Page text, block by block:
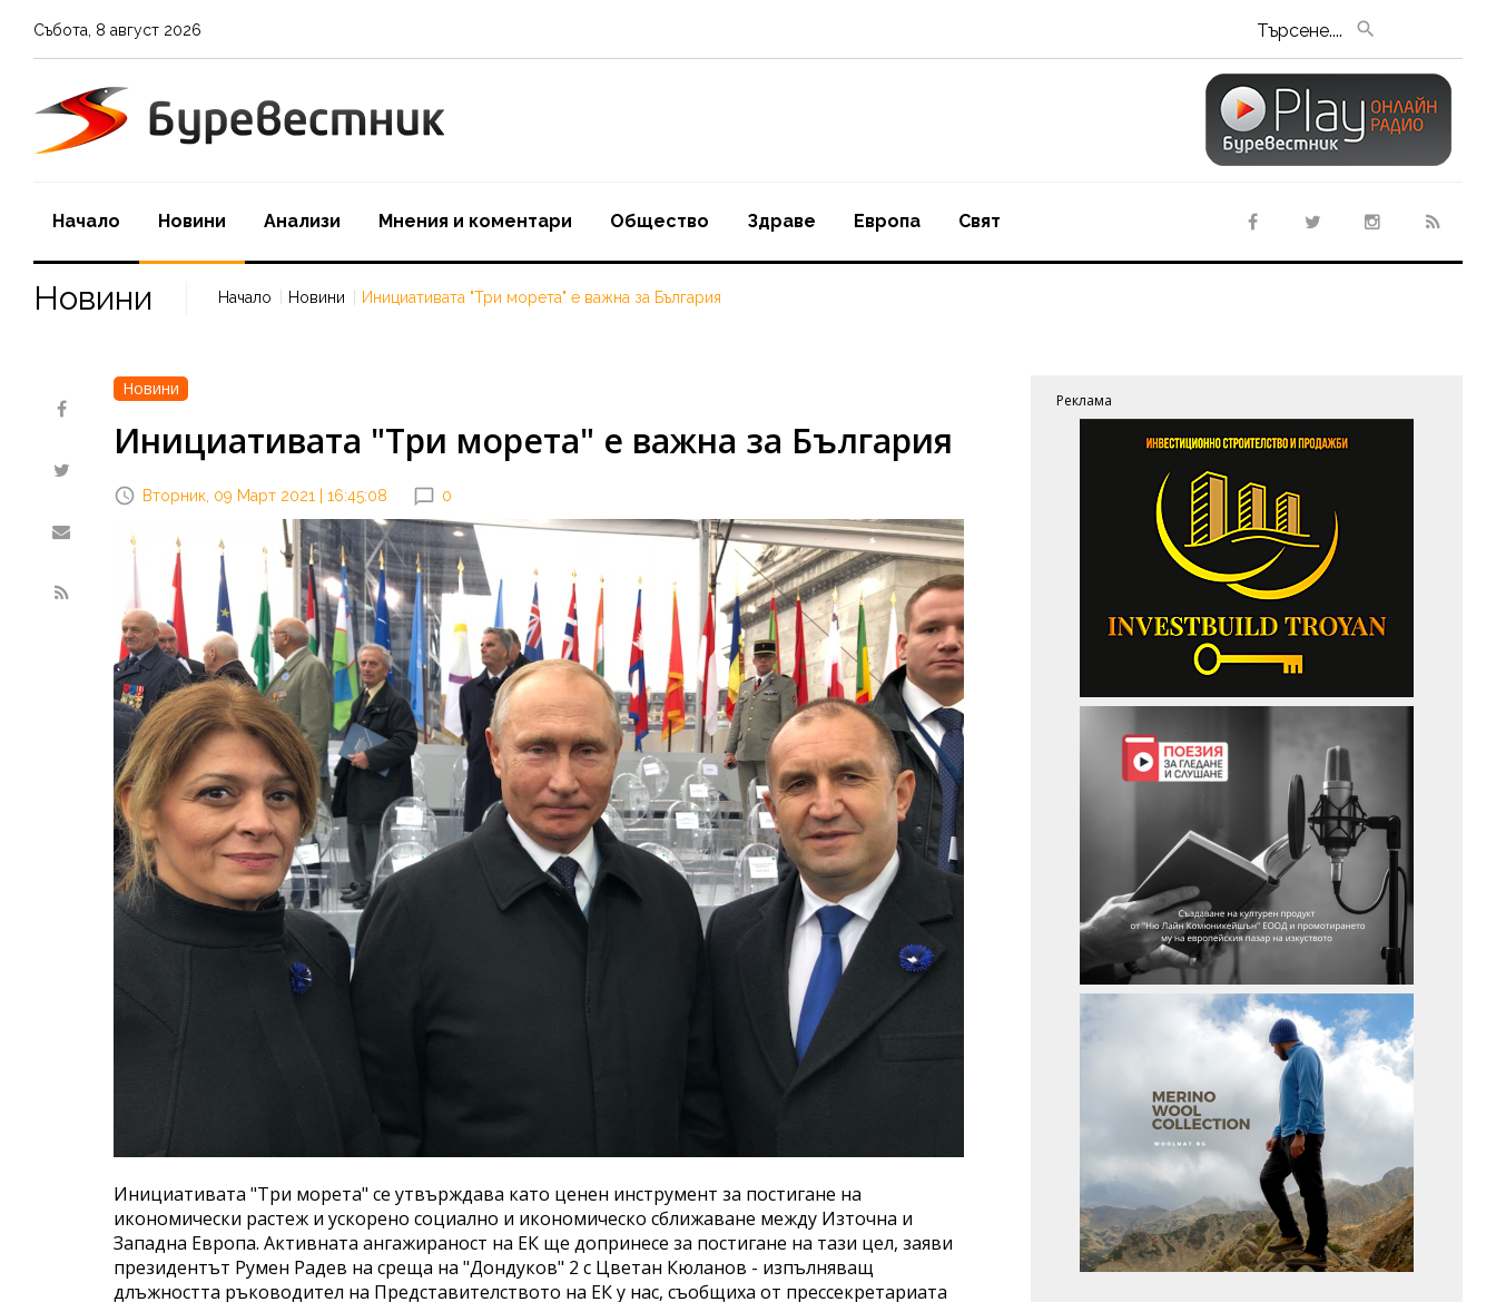
Събота 8 август 2026 Търсене....
Начало Новини Aнализи Мнения и коментари Oбщество Здраве Европа Свят
Новини Начало Новини Инициативата "Три морета" е важна за България
Новини
Инициативата "Три морета" е важна за България
Вторник, 09 Март 2021 | 16:45:08 0
Инициативата "Три морета" се утвърждава като ценен инструмент за постигане на
икономически растеж и ускорено социално и икономическо сближаване между Източна и
Западна Европа. Активната ангажираност на ЕК ще допринесе за постигане на тази цел, заяви
президентът Румен Радев на среща на "Дондуков" 2 с Цветан Кюланов - изпълняващ
длъжността ръководител на Представителството на ЕК у нас, съобщиха от прессекретариата
Реклама